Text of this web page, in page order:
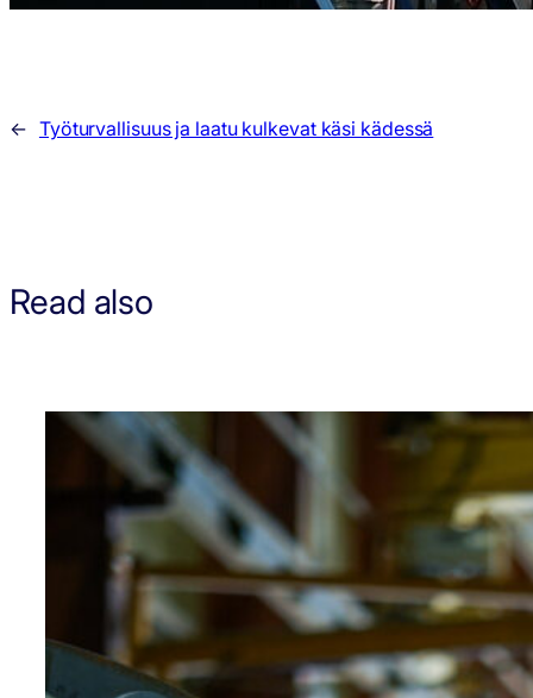
← Työturvallisuus ja laatu kulkevat käsi kädessä
Read also